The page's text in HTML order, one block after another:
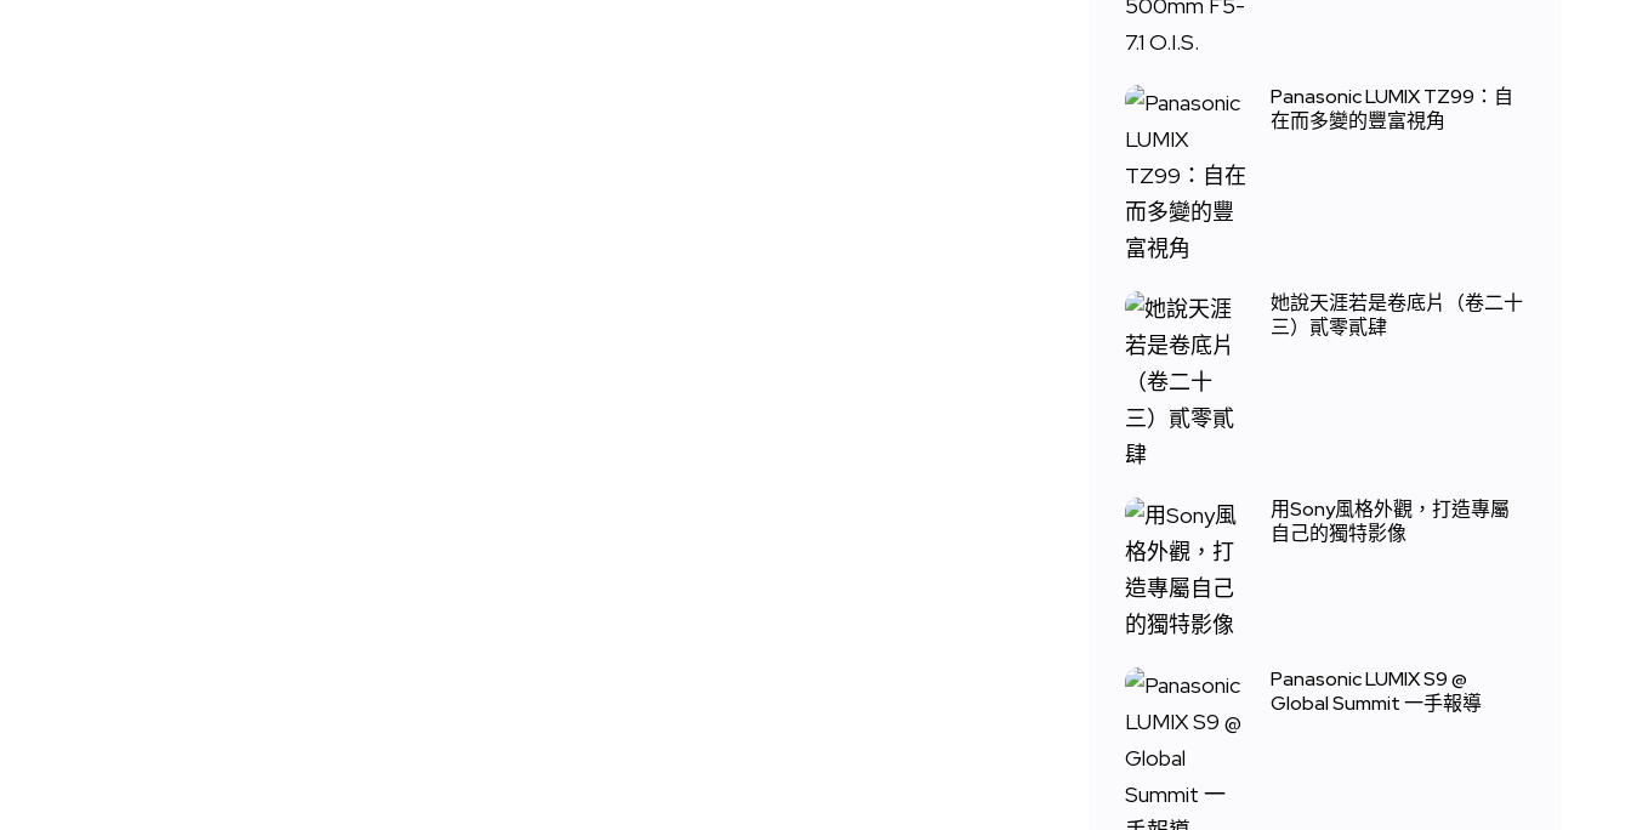
Panasonic LUMIX TZ99：自
在而多變的豐富視角
她說天涯若是卷底片（卷二十
三）貳零貳肆
用Sony風格外觀，打造專屬
自己的獨特影像
Panasonic LUMIX S9 @
Global Summit 一手報導